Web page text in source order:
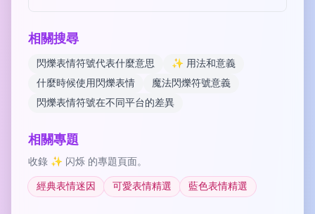
相關搜尋
閃爍表情符號代表什麼意思
✨ 用法和意義
什麼時候使用閃爍表情
魔法閃爍符號意義
閃爍表情符號在不同平台的差異
相關專題
收錄 ✨ 闪烁 的專題頁面。
經典表情迷因
可愛表情精選 藍色表情精選